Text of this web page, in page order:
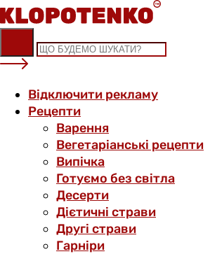
Skip
to
content
Відключити рекламу
Рецепти
Варення
Вегетаріанські рецепти
Випічка
Готуємо без світла
Десерти
Дієтичні страви
Другі страви
Гарніри